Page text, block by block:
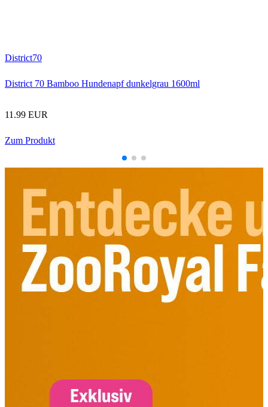
District70
District 70 Bamboo Hundenapf dunkelgrau 1600ml
11.99 EUR
Zum Produkt